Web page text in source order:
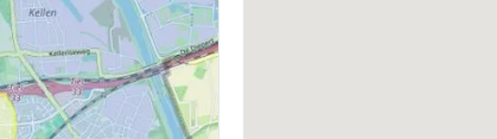
ENERGIELABEL
C